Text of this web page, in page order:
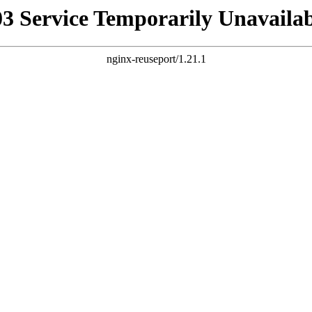
Service Temporarily
nginx-reuseport/1.21.1